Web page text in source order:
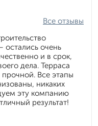
Все отзывы
очень
и в срок,
дела. Терраса
Все этапы
никаких
эту компанию
результат!